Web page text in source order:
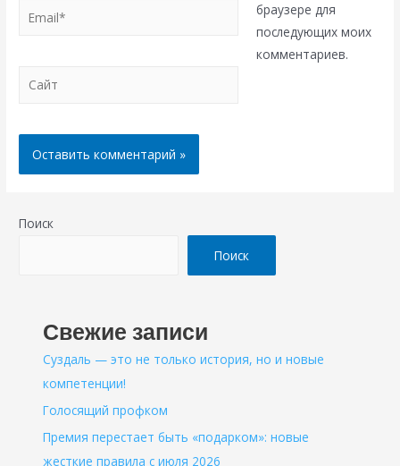
Сайт
браузере для
последующих моих
комментариев.
Поиск
Поиск
Свежие записи
Суздаль — это не только история, но и новые
компетенции!
Голосящий профком
Премия перестает быть «подарком»: новые
жесткие правила с июля 2026